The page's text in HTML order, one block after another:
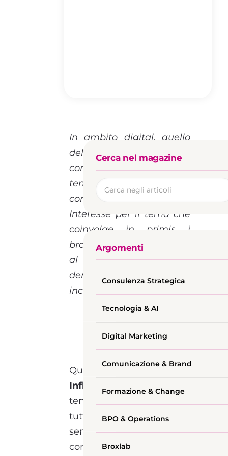
In ambito digital, quello
dell’ Influencer Marketing
continua ad essere un
tema caldo e soggetto a
continue disamine.
Interesse per il tema che
coinvolge in primis i
brand, attenti a sfruttare
al massimo i vantaggi
derivanti da campagne
incentrate sull’influencer.
Quando si parla di
Influencer Marketing
tende a pensare che il
tutto si riduca a una
semplice collaborazione
con gli influencer, a
Cerca nel magazine
Argomenti
Consulenza Strategica
Tecnologia & AI
Digital Marketing
Comunicazione & Brand
Formazione & Change
BPO & Operations
Broxlab